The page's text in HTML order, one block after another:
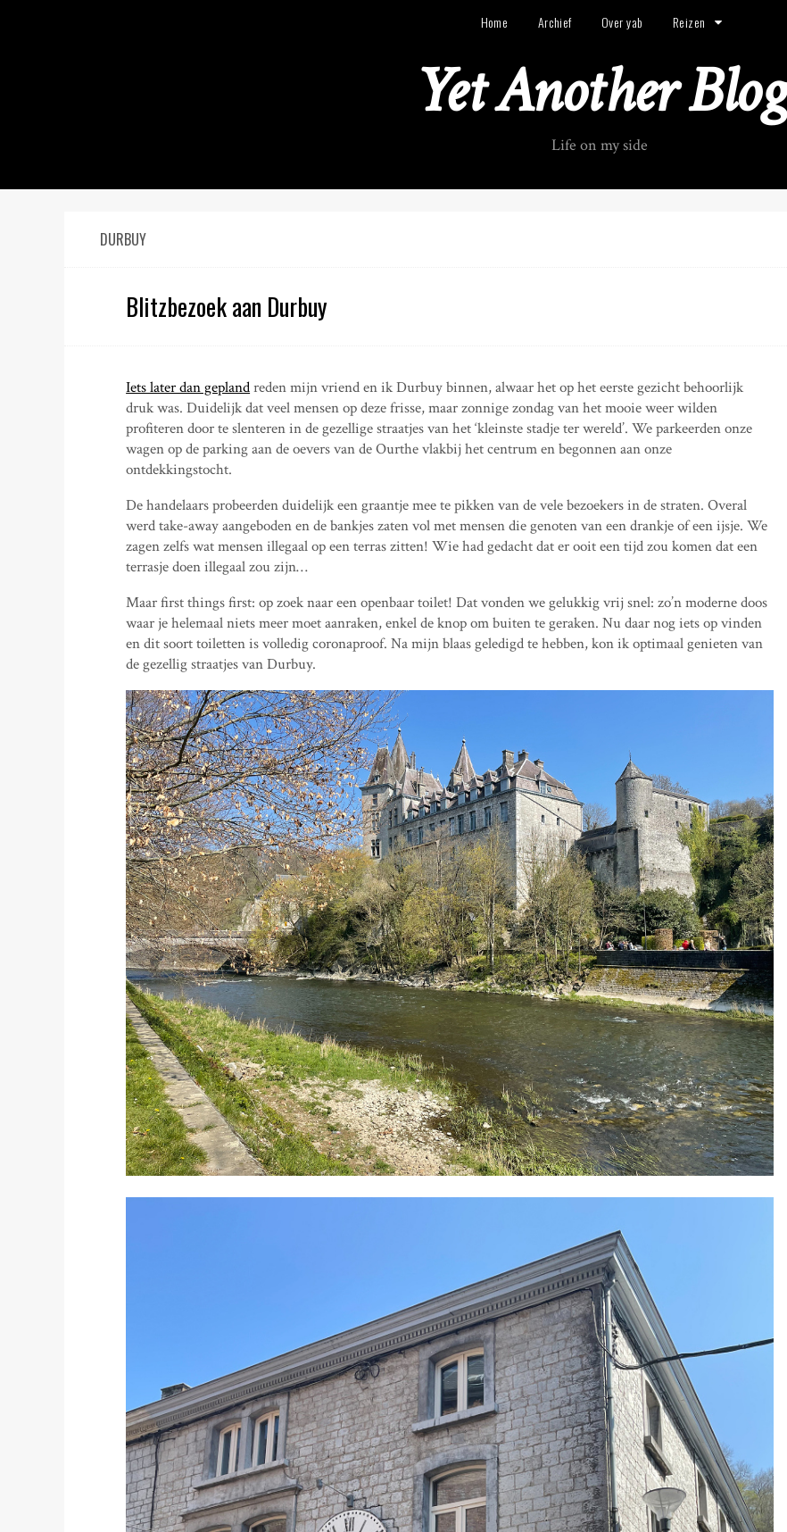
t
Home Archief Over yab Reizen
Yet Another Blog
Life on my side
DURBUY
Blitzbezoek aan Durbuy
Iets later dan geplandreden mijn vriend en ik Durbuy binnen, alwaar het op het eerste gezicht behoorlijk
druk was. Duidelijk dat veel mensen op deze frisse, maar zonnige zondag van het mooie weer wilden
profiteren door te slenteren in de gezellige straatjes van het ‘kleinste stadje ter wereld’. We parkeerden onze
wagen op de parking aan de oevers van de Ourthe vlakbij het centrum en begonnen aan onze
ontdekkingstocht.
De handelaars probeerden duidelijk een graantje mee te pikken van de vele bezoekers in de straten. Overal
werd take-away aangeboden en de bankjes zaten vol met mensen die genoten van een drankje of een ijsje. We
zagen zelfs wat mensen illegaal op een terras zitten! Wie had gedacht dat er ooit een tijd zou komen dat een
terrasje doen illegaal zou zijn…
Maar first things first: op zoek naar een openbaar toilet! Dat vonden we gelukkig vrij snel: zo’n moderne doos
waar je helemaal niets meer moet aanraken, enkel de knop om buiten te geraken. Nu daar nog iets op vinden
en dit soort toiletten is volledig coronaproof. Na mijn blaas geledigd te hebben, kon ik optimaal genieten van
de gezellig straatjes van Durbuy.